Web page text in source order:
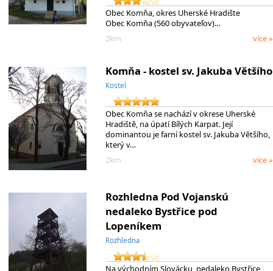
Obec Komňa, okres Uherské Hradište
Obec Komňa (560 obyvateľov)…
2km
více »
Komňa - kostel sv. Jakuba Většího
Kostel
Obec Komňa se nachází v okrese Uherské
Hradiště, na úpatí Bílých Karpat. Její
dominantou je farní kostel sv. Jakuba Většího,
který v…
2km
více »
Rozhledna Pod Vojanskú
nedaleko Bystřice pod
Lopeníkem
Rozhledna